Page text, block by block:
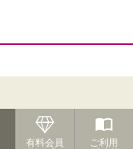
有料会員
ご利用